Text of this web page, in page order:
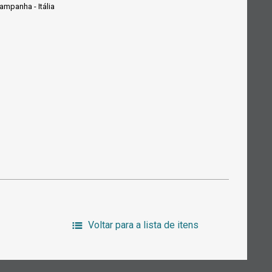
- Itália
Voltar para a lista de itens